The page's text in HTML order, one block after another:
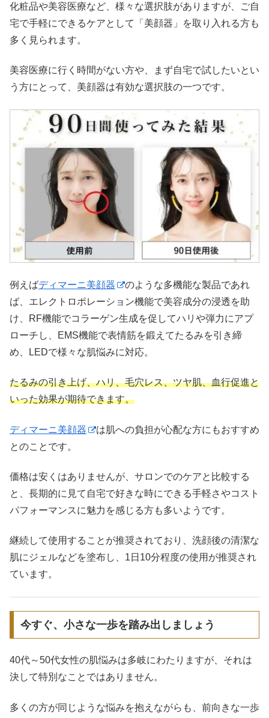
化粧品や美容医療など、様々な選択肢がありますが、ご自
宅で手軽にできるケアとして「美顔器」を取り入れる方も
多く見られます。
美容医療に行く時間がない方や、まず自宅で試したいとい
う方にとって、美顔器は有効な選択肢の一つです。
例えばディマーニ美顔器
のような多機能な製品であれ
ば、エレクトロポレーション機能で美容成分の浸透を助
け、RF機能でコラーゲン生成を促してハリや弾力にアプ
ローチし、EMS機能で表情筋を鍛えてたるみを引き締
め、LEDで様々な肌悩みに対応。
たるみの引き上げ、ハリ、毛穴レス、ツヤ肌、血行促進と
いった効果が期待できます。
ディマーニ美顔器
は肌への負担が心配な方にもおすすめ
とのことです。
価格は安くはありませんが、サロンでのケアと比較する
と、長期的に見て自宅で好きな時にできる手軽さやコスト
パフォーマンスに魅力を感じる方も多いようです。
継続して使用することが推奨されており、洗顔後の清潔な
肌にジェルなどを塗布し、1日10分程度の使用が推奨され
ています。
今すぐ、小さな一歩を踏み出しましょう
40代～50代女性の肌悩みは多岐にわたりますが、それは
決して特別なことではありません。
多くの方が同じような悩みを抱えながらも、前向きな一歩